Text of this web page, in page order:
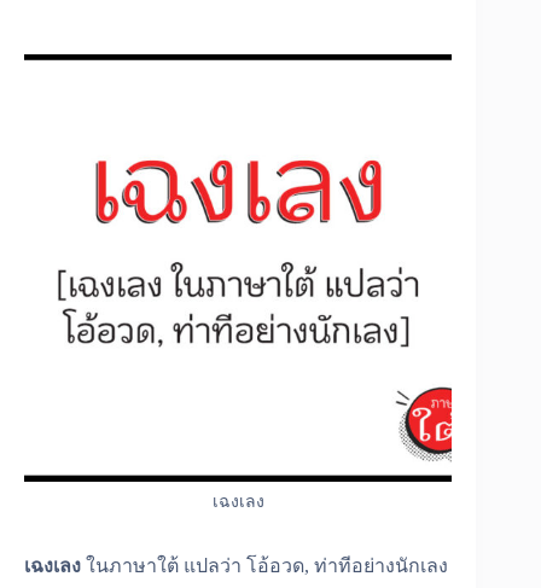
เฉงเลง
เฉงเลง ในภาษาใต้ แปลว่า โอ้อวด, ท่าทีอย่างนักเลง